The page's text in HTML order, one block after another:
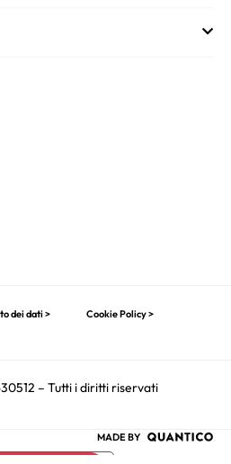
dei dati >
Cookie Policy >
– Tutti i diritti riservati
MADE BY